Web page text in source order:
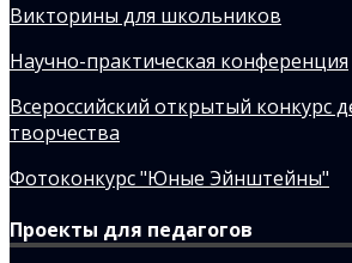
Викторины для школьников
Научно-практическая конференция
Всероссийский открытый конкурс
творчества
Фотоконкурс "Юные Эйнштейны"
Проекты для педагогов